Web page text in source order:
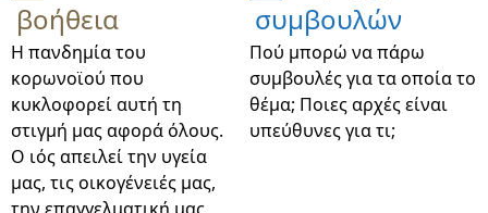
βοήθεια
Η πανδημία του
κορωνοϊού που
κυκλοφορεί αυτή τη
στιγμή μας αφορά όλους.
Ο ιός απειλεί την υγεία
μας, τις οικογένειές μας,
συμβουλών
Πού μπορώ να πάρω
συμβουλές για τα οποία το
θέμα; Ποιες αρχές είναι
υπεύθυνες για τι;